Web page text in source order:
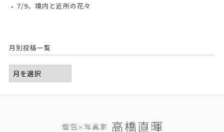
7/9、境内と近所の花々
月別投稿一覧